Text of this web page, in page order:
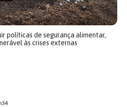
políticas de segurança alimentar,
às crises externas